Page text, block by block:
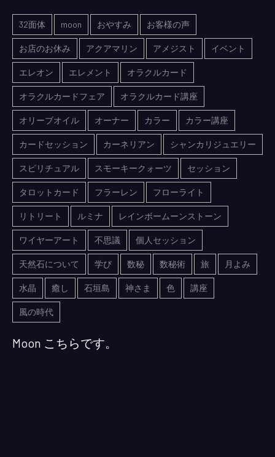
32面体 moon おやすみ お客様の声
お店のお休み アクアマリン アメジスト イベント
エレオン エレメント オラクルカード
オラクルカードフェア オラクルカード講座
オリーブオイル オーナー カラー カラー講座
カードセッション カーネリアン シャンカリジュエリー
スピリチュアル スモーキークォーツ セッション
タロットカード フラーレン フローライト
リトリート ルミナ レインボームーンストーン
ワイヤーアート 不思議 個人セッション
天然石について 学び 数秘 数秘術 旅 月よみ
水晶 癒し 石垣島 神さま 色 講座
風の時代
Moon こちらです。